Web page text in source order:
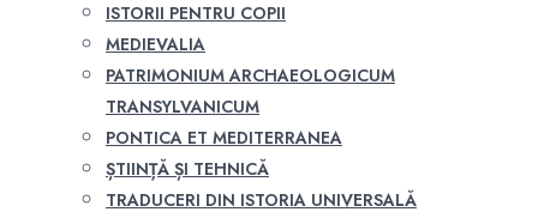
ISTORII PENTRU COPII
MEDIEVALIA
PATRIMONIUM ARCHAEOLOGICUM
TRANSYLVANICUM
PONTICA ET MEDITERRANEA
ȘTIINȚĂ ȘI TEHNICĂ
TRADUCERI DIN ISTORIA UNIVERSALĂ